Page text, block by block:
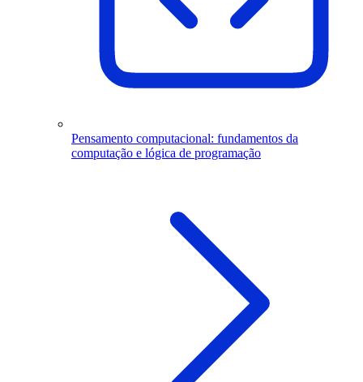
Pensamento computacional: fundamentos da
computação e lógica de programação